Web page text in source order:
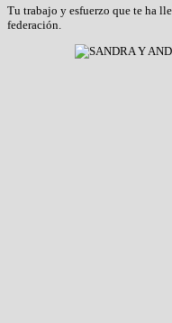
Tu trabajo y esfuerzo que te ha
federación.